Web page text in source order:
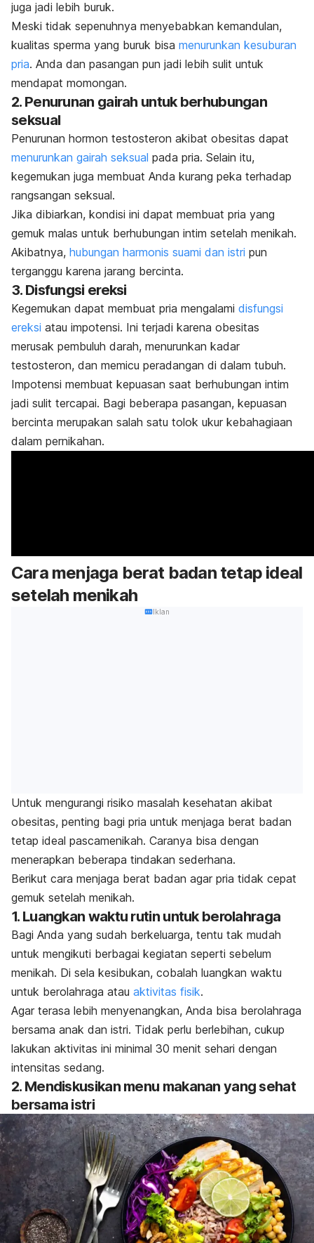
juga jadi lebih buruk.
Meski tidak sepenuhnya menyebabkan kemandulan,
kualitas sperma yang buruk bisa menurunkan kesuburan
pria. Anda dan pasangan pun jadi lebih sulit untuk
mendapat momongan.
2. Penurunan gairah untuk berhubungan
seksual
Penurunan hormon testosteron akibat obesitas dapat
menurunkan gairah seksual pada pria. Selain itu,
kegemukan juga membuat Anda kurang peka terhadap
rangsangan seksual.
Jika dibiarkan, kondisi ini dapat membuat pria yang
gemuk malas untuk berhubungan intim setelah menikah.
Akibatnya, hubungan harmonis suami dan istri pun
terganggu karena jarang bercinta.
3. Disfungsi ereksi
Kegemukan dapat membuat pria mengalami disfungsi
ereksi atau impotensi. Ini terjadi karena obesitas
merusak pembuluh darah, menurunkan kadar
testosteron, dan memicu peradangan di dalam tubuh.
Impotensi membuat kepuasan saat berhubungan intim
jadi sulit tercapai. Bagi beberapa pasangan, kepuasan
bercinta merupakan salah satu tolok ukur kebahagiaan
dalam pernikahan.
Cara menjaga berat badan tetap ideal
setelah menikah
Iklan
Untuk mengurangi risiko masalah kesehatan akibat
obesitas, penting bagi pria untuk menjaga berat badan
tetap ideal pascamenikah. Caranya bisa dengan
menerapkan beberapa tindakan sederhana.
Berikut cara menjaga berat badan agar pria tidak cepat
gemuk setelah menikah.
1. Luangkan waktu rutin untuk berolahraga
Bagi Anda yang sudah berkeluarga, tentu tak mudah
untuk mengikuti berbagai kegiatan seperti sebelum
menikah. Di sela kesibukan, cobalah luangkan waktu
untuk berolahraga atau aktivitas fisik.
Agar terasa lebih menyenangkan, Anda bisa berolahraga
bersama anak dan istri. Tidak perlu berlebihan, cukup
lakukan aktivitas ini minimal 30 menit sehari dengan
intensitas sedang.
2. Mendiskusikan menu makanan yang sehat
bersama istri